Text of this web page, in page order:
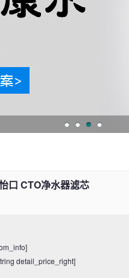
口 CTO净水器滤芯
detail_price_right]